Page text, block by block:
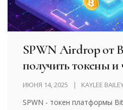
SPWN Airdrop от
получить токены и
распределении
ИЮНЯ 14, 2025 KAYLEE
SPWN - токен платформы